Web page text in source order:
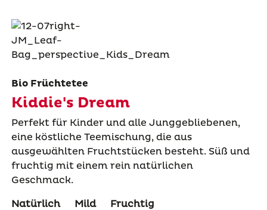
Bio Früchtetee
Kiddie's Dream
Perfekt für Kinder und alle Junggebliebenen,
eine köstliche Teemischung, die aus
ausgewählten Fruchtstücken besteht. Süß und
fruchtig mit einem rein natürlichen
Geschmack.
Natürlich
Mild Fruchtig